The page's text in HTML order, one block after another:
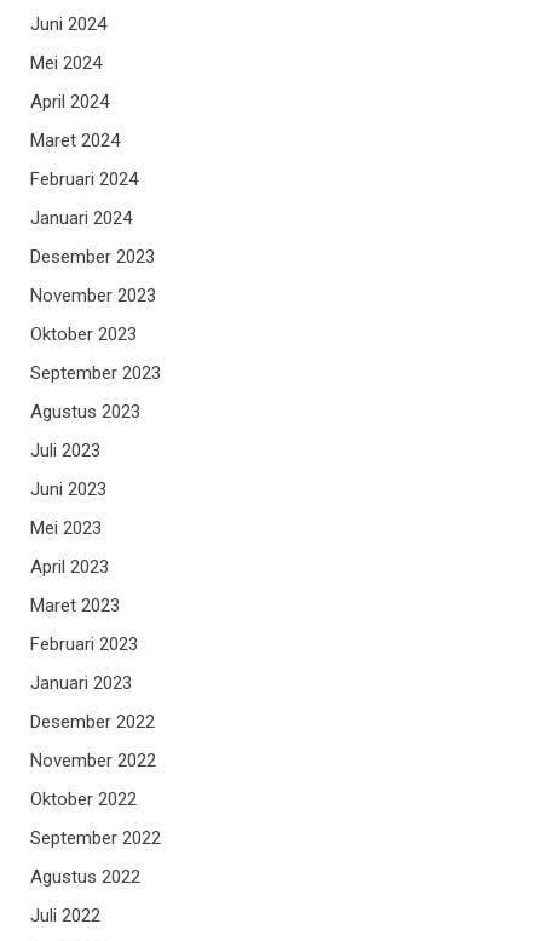
Juni 2024
Mei 2024
April 2024
Maret 2024
Februari 2024
Januari 2024
Desember 2023
November 2023
Oktober 2023
September 2023
Agustus 2023
Juli 2023
Juni 2023
Mei 2023
April 2023
Maret 2023
Februari 2023
Januari 2023
Desember 2022
November 2022
Oktober 2022
September 2022
Agustus 2022
Juli 2022